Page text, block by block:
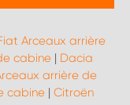
Arceaux arrière
cabine| Dacia
arrière de
cabine | Citroën